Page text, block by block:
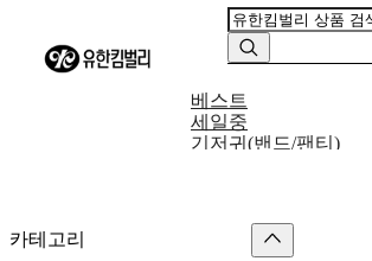
베스트
세일중
기저귀(밴드/팬티)
출산/유아용품
성인기저귀/패드
카테고리